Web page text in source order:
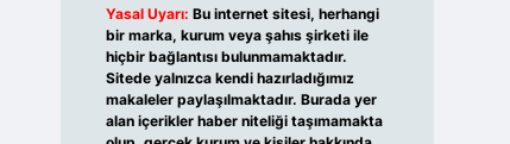
Yasal Uyarı: Bu internet sitesi, herhangi
bir marka, kurum veya şahıs şirketi ile
hiçbir bağlantısı bulunmamaktadır.
Sitede yalnızca kendi hazırladığımız
makaleler paylaşılmaktadır. Burada yer
alan içerikler haber niteliği taşımamakta